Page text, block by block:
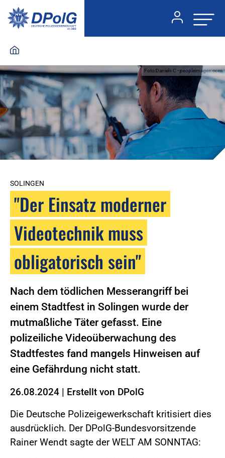
Foto:Daniels C - peopleimages.com
SOLINGEN
"Der Einsatz moderner
Videotechnik muss
obligatorisch sein"
Nach dem tödlichen Messerangriff bei
einem Stadtfest in Solingen wurde der
mutmaßliche Täter gefasst. Eine
polizeiliche Videoüberwachung des
Stadtfestes fand mangels Hinweisen auf
eine Gefährdung nicht statt.
26.08.2024 | Erstellt von DPolG
Die Deutsche Polizeigewerkschaft kritisiert dies
ausdrücklich. Der DPolG-Bundesvorsitzende
Rainer Wendt sagte der WELT AM SONNTAG: